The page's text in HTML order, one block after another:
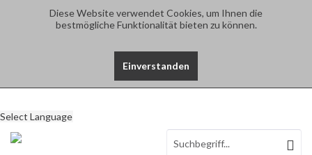
Diese Website verwendet Cookies, um Ihnen die
bestmögliche Funktionalität bieten zu können.
Einverstanden
Select Language